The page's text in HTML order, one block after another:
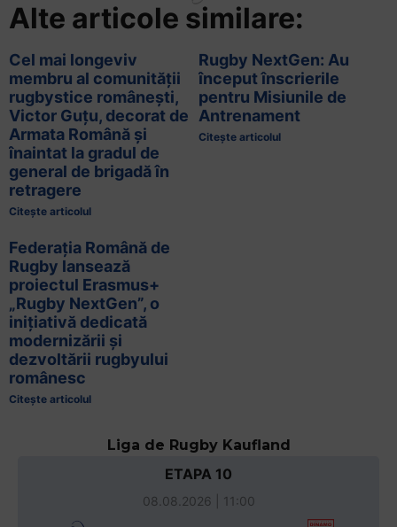
Alte articole similare:
Cel mai longeviv
membru al comunității
rugbystice românești,
Victor Guțu, decorat de
Armata Română și
înaintat la gradul de
general de brigadă în
retragere
Citește articolul
Rugby NextGen: Au
început înscrierile
pentru Misiunile de
Antrenament
Citește articolul
Federația Română de
Rugby lansează
proiectul Erasmus+
„Rugby NextGen”, o
inițiativă dedicată
modernizării și
dezvoltării rugbyului
românesc
Citește articolul
Liga de Rugby Kaufland
ETAPA 10
08.08.2026 | 11:00